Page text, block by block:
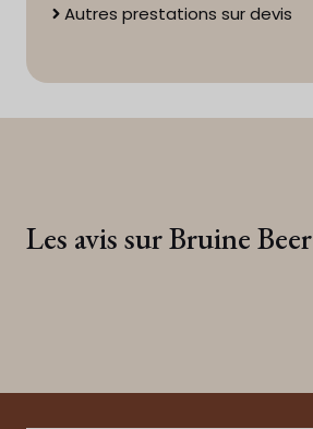
Autres prestations sur devis
Les avis sur Bruine Beer